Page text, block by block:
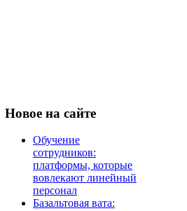
Новое на сайте
Обучение
сотрудников:
платформы, которые
вовлекают линейный
персонал
Базальтовая вата: